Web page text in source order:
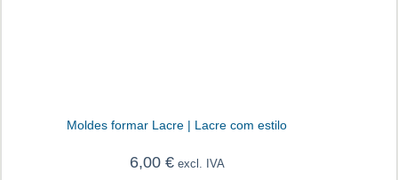
Moldes formar Lacre | Lacre com estilo
6,00 €excl. IVA